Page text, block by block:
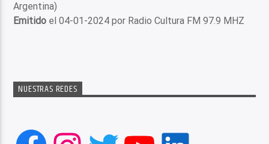
Argentina)
Emitido el 04-01-2024 por Radio Cultura FM 97.9 MHZ
NUESTRAS REDES